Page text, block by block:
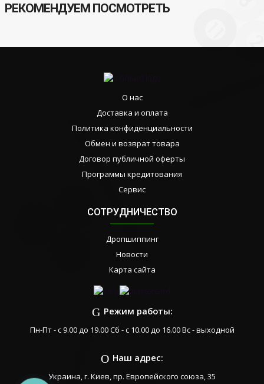
РЕКОМЕНДУЕМ ПОСМОТРЕТЬ
О нас
Доставка и оплата
Политика конфиденциальности
Обмен и возврат товара
Договор публичной оферты
Программы кредитования
Сервис
СОТРУДНИЧЕСТВО
Дропшиппинг
Новости
Карта сайта
Режим работы:
Пн-Пт - с 9.00 до 19.00 Сб - с 10.00 до 16.00 Вс - выходной
Наш адрес:
Украина, г. Киев, пр. Европейского союза, 35